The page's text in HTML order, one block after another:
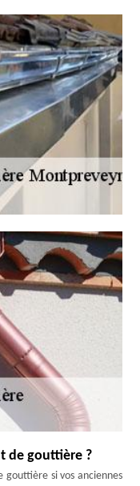
de gouttière ?
gouttière si vos anciennes